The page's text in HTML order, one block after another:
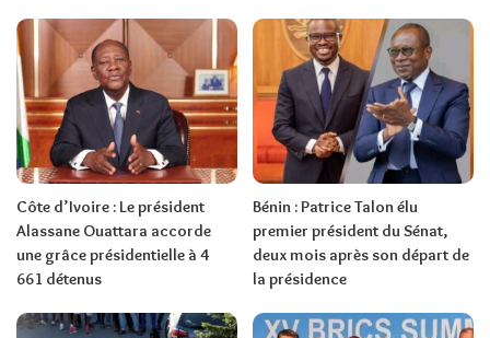
Côte d’Ivoire : Le président
Alassane Ouattara accorde
une grâce présidentielle à 4
661 détenus
Bénin : Patrice Talon élu
premier président du Sénat,
deux mois après son départ de
la présidence